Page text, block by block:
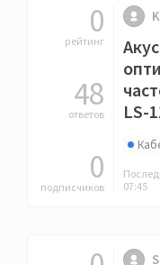
0
рейтинг
48
ответов
0
подписчиков
LS-
07:45